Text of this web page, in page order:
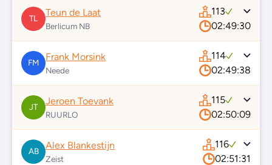
TL
Teun de Laat
Berlicum NB
113
02:49:30
FM
Frank Morsink
Neede
114
02:49:38
JT
Jeroen Toevank
RUURLO
115
02:50:09
AB
Alex Blankestijn
Zeist
116
02:51:31